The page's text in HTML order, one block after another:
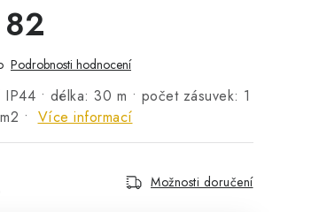
Podrobnosti hodnocení
• délka: 30 m • počet zásuvek: 1
• Více informací
Možnosti doručení